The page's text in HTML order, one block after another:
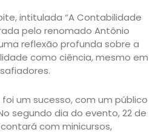
intitulada “A Contabilidade
pelo renomado Antônio
reflexão profunda sobre a
como ciência, mesmo em
um sucesso, com um público
segundo dia do evento, 22 de
com minicursos,